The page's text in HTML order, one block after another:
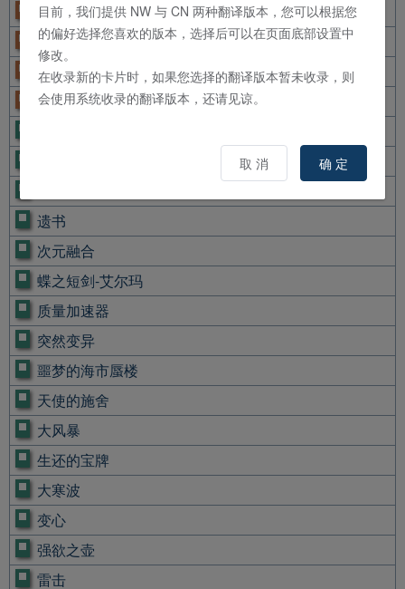
八汰乌
纤维壶
处刑人-摩休罗
电子壶
遗书
次元融合
蝶之短剑-艾尔玛
质量加速器
突然变异
噩梦的海市蜃楼
天使的施舍
大风暴
生还的宝牌
大寒波
变心
强欲之壶
雷击
目前，我们提供 NW 与 CN 两种翻译版本，您可以根据您
的偏好选择您喜欢的版本，选择后可以在页面底部设置中
修改。
在收录新的卡片时，如果您选择的翻译版本暂未收录，则
会使用系统收录的翻译版本，还请见谅。
取 消 确 定